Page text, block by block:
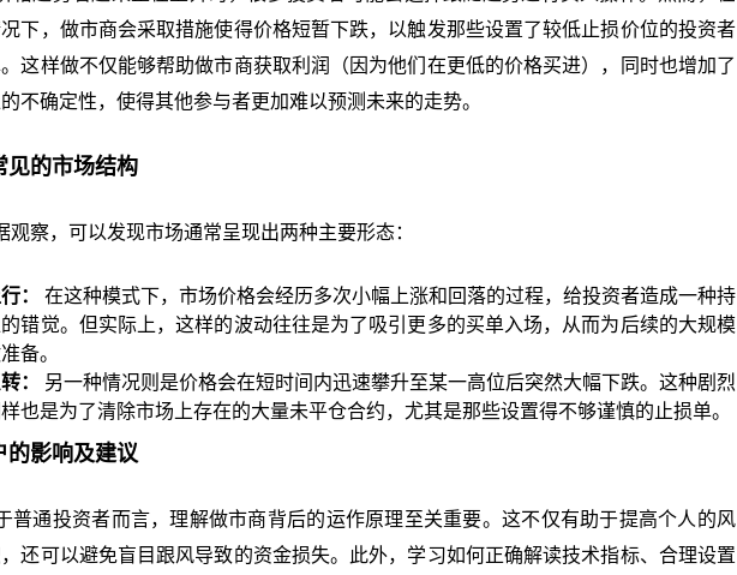
下，做市商会采取措施使得价格短暂下跌，以触发那些设置了较低止损价位的投资者
这样做不仅能够帮助做市商获取利润（因为他们在更低的价格买进），同时也增加了
不确定性，使得其他参与者更加难以预测未来的走势。
见的市场结构
察，可以发现市场通常呈现出两种主要形态：
：
在这种模式下，市场价格会经历多次小幅上涨和回落的过程，给投资者造成一种持
错觉。但实际上，这样的波动往往是为了吸引更多的买单入场，从而为后续的大规模
备。
：
另一种情况则是价格会在短时间内迅速攀升至某一高位后突然大幅下跌。这种剧烈
也是为了清除市场上存在的大量未平仓合约，尤其是那些设置得不够谨慎的止损单。
的影响及建议
通投资者而言，理解做市商背后的运作原理至关重要。这不仅有助于提高个人的风
，还可以避免盲目跟风导致的资金损失。此外，学习如何正确解读技术指标、合理设置